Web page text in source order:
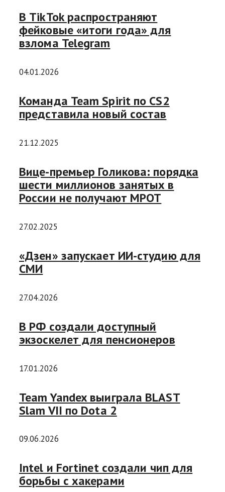
В TikTok распространяют
фейковые «итоги года» для
взлома Telegram
04.01.2026
Команда Team Spirit по CS2
представила новый состав
21.12.2025
Вице-премьер Голикова: порядка
шести миллионов занятых в
России не получают МРОТ
27.02.2025
«Дзен» запускает ИИ-студию для
СМИ
27.04.2026
В РФ создали доступный
экзоскелет для пенсионеров
17.01.2026
Team Yandex выиграла BLAST
Slam VII по Dota 2
09.06.2026
Intel и Fortinet создали чип для
борьбы с хакерами